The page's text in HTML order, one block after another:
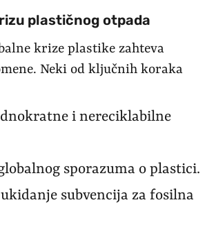
plastičnog otpada
krize plastike zahteva
Neki od ključnih koraka
i nereciklabilne
sporazuma o plastici.
subvencija za fosilna